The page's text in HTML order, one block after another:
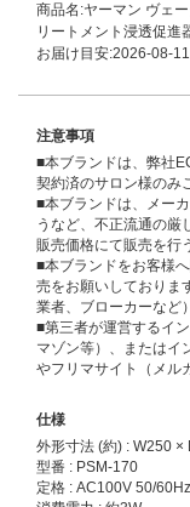
商品名:ヤーマン ヴェ
リートメント浸透促進
お届け目安:2026-08-11
注意事項
■本ブランドは、弊社
契約済のサロン様のみ
■本ブランドは、メー
うなど、不正流通の厳
販売価格にて販売を行
■本ブランドをお客様
売をお願いしておりま
業者、ブローカーなど
■第三者が運営するイ
マゾン等）、またはイ
やフリマサイト（メル
仕様
外形寸法 (約) : W250 ×
型番 : PSM-170
定格 : AC100V 50/60Hz